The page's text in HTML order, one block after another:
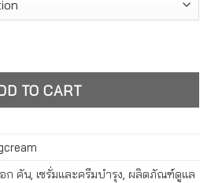
รีม ผลิตภัณฑ์บำรุงผิวหน้าและผิวกาย
TO CART
ก คัน, เซรั่มและครีมบำรุง, ผลิตภัณฑ์ดูแล